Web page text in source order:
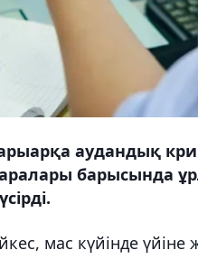
аудандық
барысында
мас күйінде